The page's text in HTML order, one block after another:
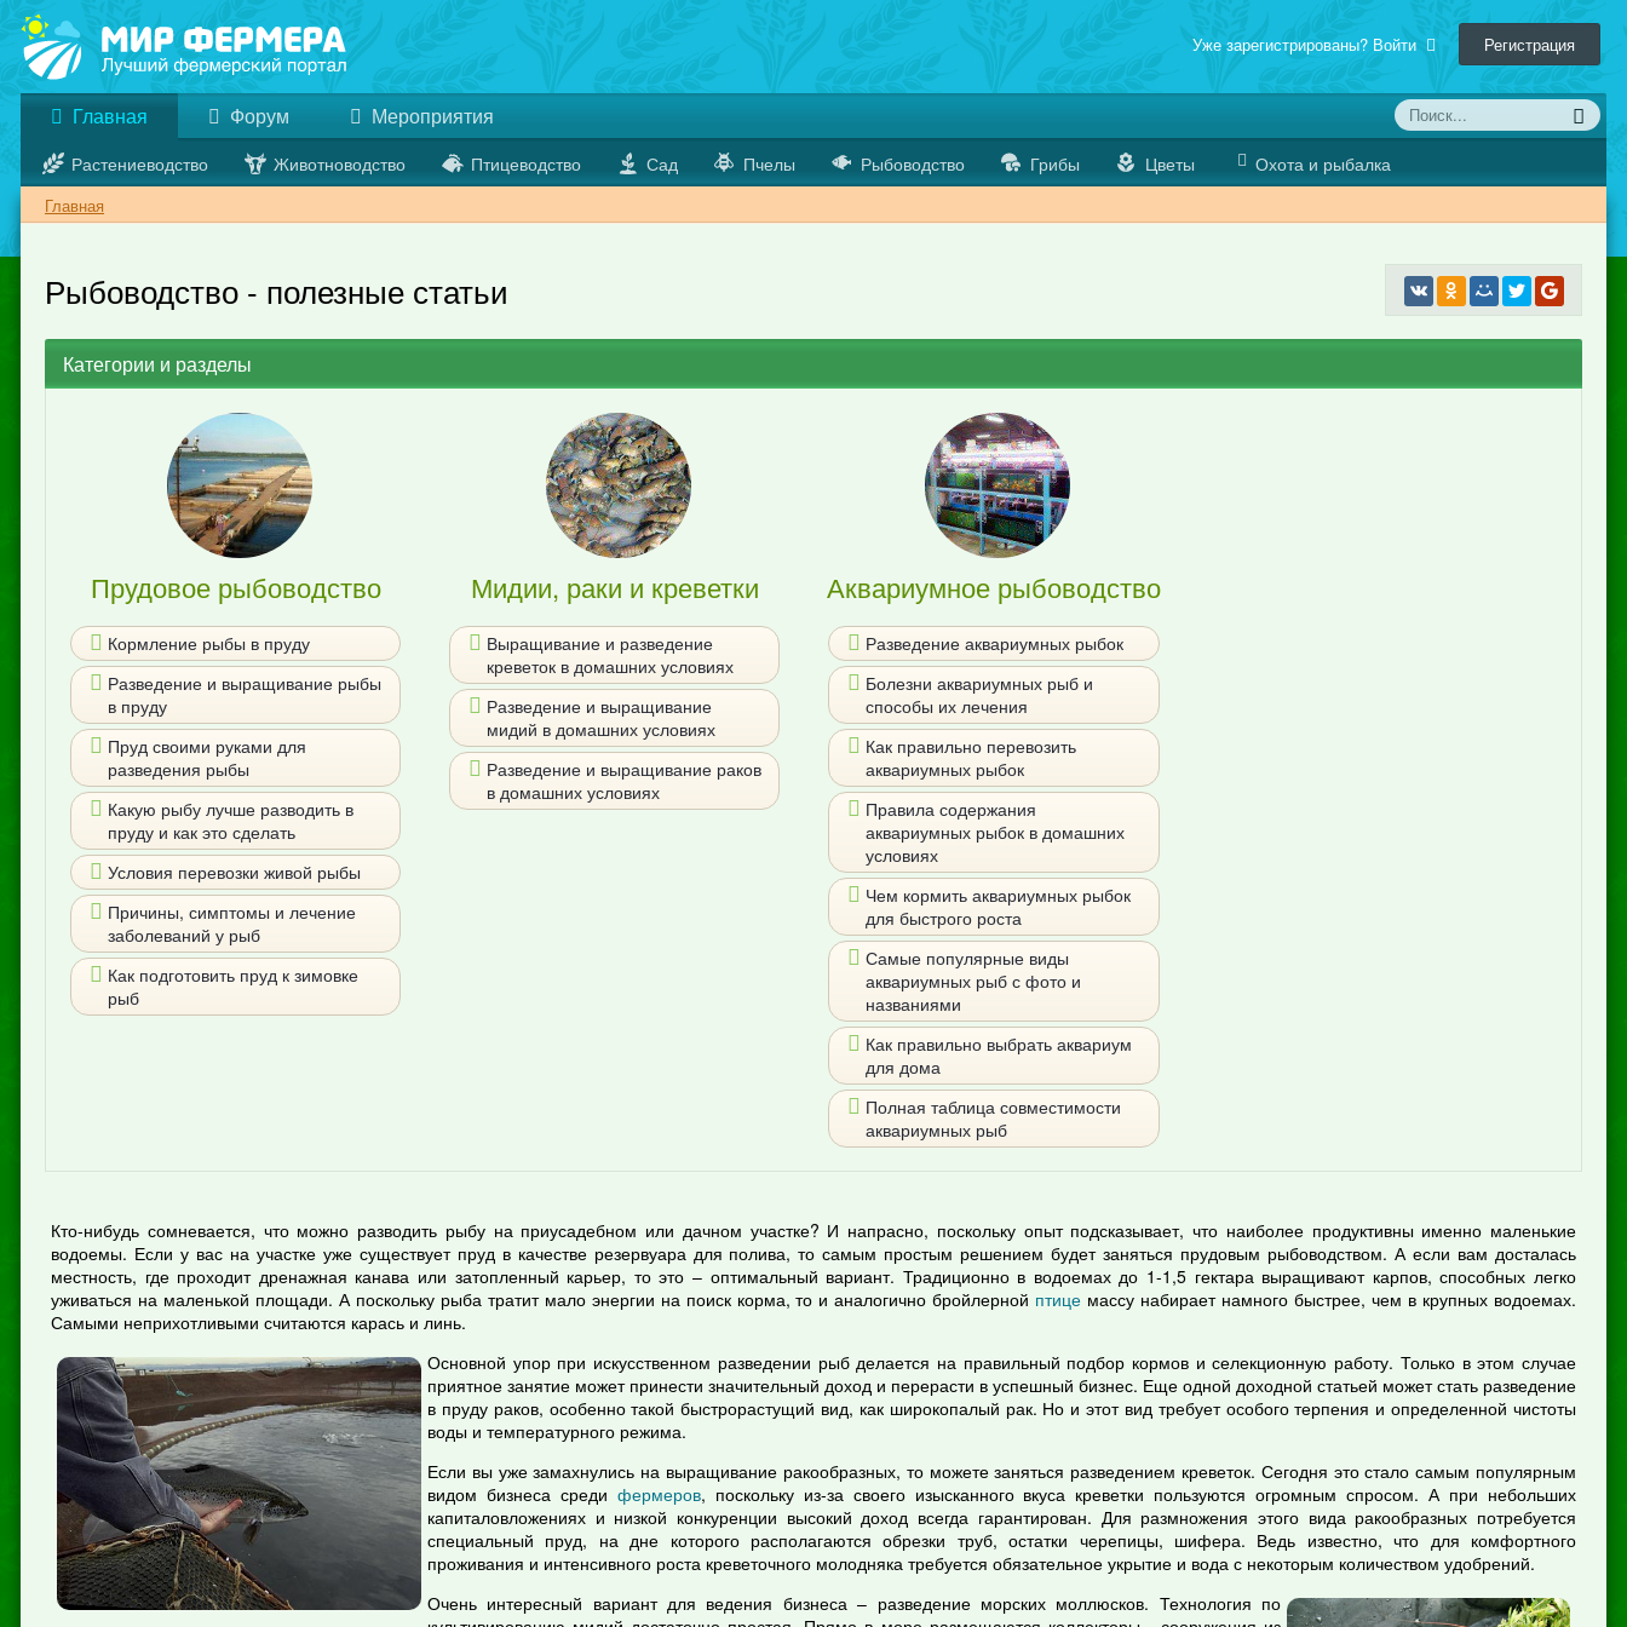
Уже зарегистрированы? Войти Регистрация
Главная
Растениеводство Животноводство Птицеводство Сад Пчелы Рыбоводство Грибы Цветы Охота и рыбалка
Форум Мероприятия
Главная
Рыбоводство - полезные статьи
Категории и разделы
Прудовое рыбоводство
Кормление рыбы в пруду
Разведение и выращивание рыбы
в пруду
Пруд своими руками для
разведения рыбы
Какую рыбу лучше разводить в
пруду и как это сделать
Условия перевозки живой рыбы
Причины, симптомы и лечение
заболеваний у рыб
Как подготовить пруд к зимовке
рыб
Мидии, раки и креветки
Выращивание и разведение
креветок в домашних условиях
Разведение и выращивание
мидий в домашних условиях
Разведение и выращивание раков
в домашних условиях
Аквариумное рыбоводство
Разведение аквариумных рыбок
Болезни аквариумных рыб и
способы их лечения
Как правильно перевозить
аквариумных рыбок
Правила содержания
аквариумных рыбок в домашних
условиях
Чем кормить аквариумных рыбок
для быстрого роста
Самые популярные виды
аквариумных рыб с фото и
названиями
Как правильно выбрать аквариум
для дома
Полная таблица совместимости
аквариумных рыб
Кто-нибудь сомневается, что можно разводить рыбу на приусадебном или дачном участке? И напрасно, поскольку опыт подсказывает, что наиболее продуктивны именно маленькие
водоемы. Если у вас на участке уже существует пруд в качестве резервуара для полива, то самым простым решением будет заняться прудовым рыбоводством. А если вам досталась
местность, где проходит дренажная канава или затопленный карьер, то это – оптимальный вариант. Традиционно в водоемах до 1-1,5 гектара выращивают карпов, способных легко
уживаться на маленькой площади. А поскольку рыба тратит мало энергии на поиск корма, то и аналогично бройлерной птице массу набирает намного быстрее, чем в крупных водоемах.
Самыми неприхотливыми считаются карась и линь.
Основной упор при искусственном разведении рыб делается на правильный подбор кормов и селекционную работу. Только в этом случае
приятное занятие может принести значительный доход и перерасти в успешный бизнес. Еще одной доходной статьей может стать разведение
в пруду раков, особенно такой быстрорастущий вид, как широкопалый рак. Но и этот вид требует особого терпения и определенной чистоты
воды и температурного режима.
Если вы уже замахнулись на выращивание ракообразных, то можете заняться разведением креветок. Сегодня это стало самым популярным
видом бизнеса среди фермеров, поскольку из-за своего изысканного вкуса креветки пользуются огромным спросом. А при небольших
капиталовложениях и низкой конкуренции высокий доход всегда гарантирован. Для размножения этого вида ракообразных потребуется
специальный пруд, на дне которого располагаются обрезки труб, остатки черепицы, шифера. Ведь известно, что для комфортного
проживания и интенсивного роста креветочного молодняка требуется обязательное укрытие и вода с некоторым количеством удобрений.
Очень интересный вариант для ведения бизнеса – разведение морских моллюсков. Технология по